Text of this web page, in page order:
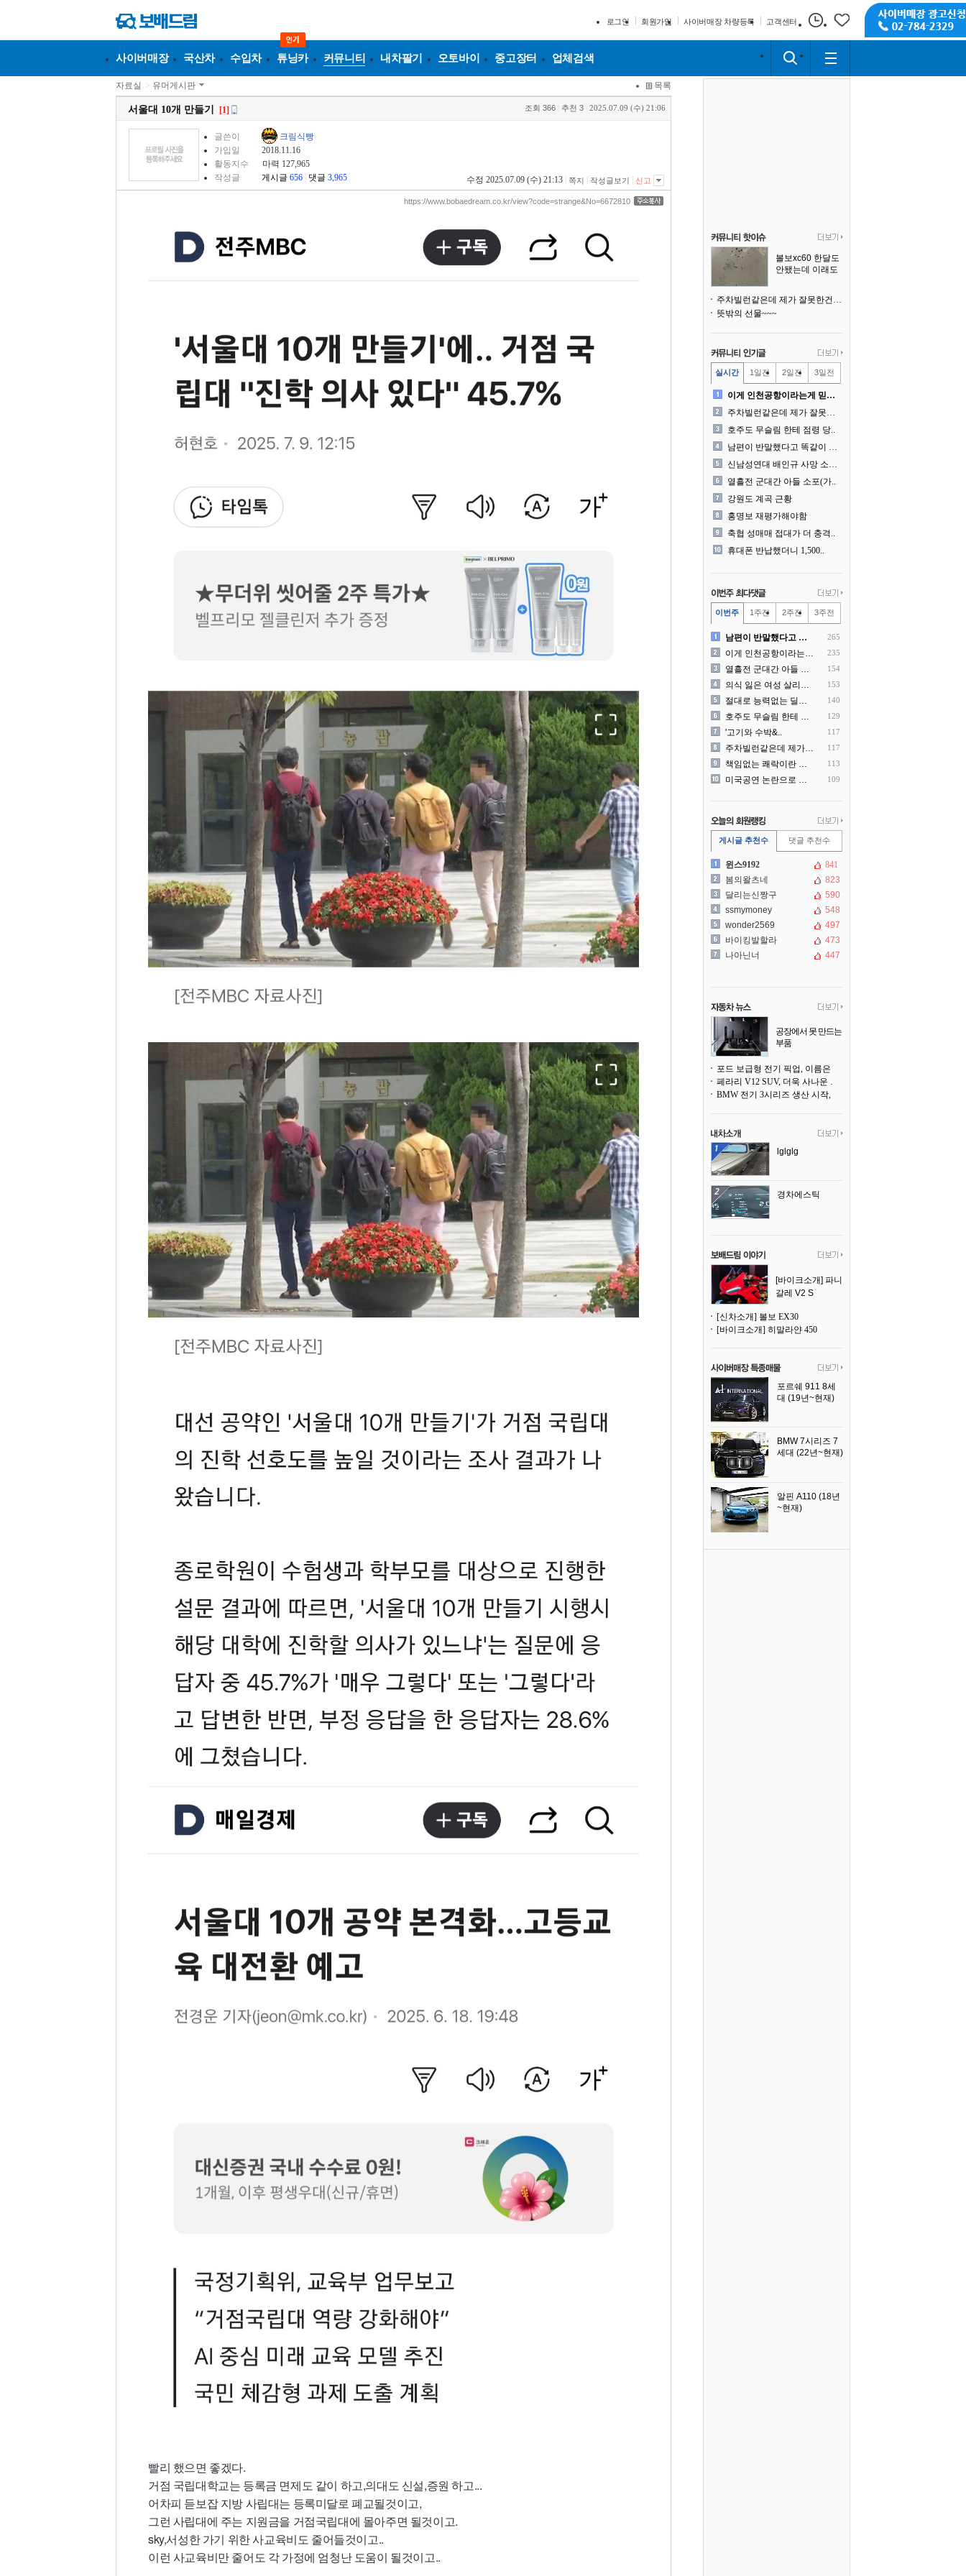
로그인 회원가입 사이버매장 차량등록 고객센터
사이버매장 국산차 수입차 튜닝카 커뮤니티 내차팔기 오토바이 중고장터 업체검색
자료실 > 유머게시판 목록
서울대 10개 만들기 [1] 조회 366 추천 3 2025.07.09 (수) 21:06
글쓴이
크림식빵
가입일
2018.11.16
활동지수
마력 127,965
작성글
게시글 656 댓글 3,965 수정 2025.07.09 (수) 21:13 쪽지 작성글보기 신고
https://www.bobaedream.co.kr/view?code=strange&No=6672810
빨리 했으면 좋겠다.
거점 국립대학교는 등록금 면제도 같이 하고,의대도 신설,증원 하고...
어차피 듣보잡 지방 사립대는 등록미달로 폐교될것이고,
그런 사립대에 주는 지원금을 거점국립대에 몰아주면 될것이고.
sky,서성한 가기 위한 사교육비도 줄어들것이고..
이런 사교육비만 줄어도 각 가정에 엄청난 도움이 될것이고..
볼보xc60 한달도
안됐는데 이래도
주차빌런같은데 제가 잘못한건가요
뜻밖의 선물~~~
실시간 1일전 2일전 3일전
이게 인천공항이라는게 믿겨지..
주차빌런같은데 제가 잘못한건..
호주도 무슬림 한테 점령 당..
남편이 반말했다고 똑같이 반..
신남성연대 배인규 사망 소식..
열흘전 군대간 아들 소포(가..
강원도 계곡 근황
홍명보 재평가해야함
축협 성매매 접대가 더 충격..
휴대폰 반납했더니 1,500..
이번주 1주전 2주전 3주전
남편이 반말했다고 똑같이 반.. 265
이게 인천공항이라는게 믿겨지.. 235
열흘전 군대간 아들 소포(가.. 154
의식 잃은 여성 살리려다 성.. 153
절대로 능력없는 딜러를 쓰지.. 140
호주도 무슬림 한테 점령 당.. 129
'고기와 수박&.. 117
주차빌런같은데 제가 잘못한건.. 117
책임없는 쾌락이란 말에 빡친.. 113
미국공연 논란으로 지금 다시.. 109
게시글 추천수 댓글 추천수
윈스9192
841
봄의왈츠네
823
달리는신짱구
590
ssmymoney
548
wonder2569
497
바이킹발할라
473
나아닌너
447
공장에서 못 만드는
부품
어낸다
페라리 V12 SUV, 더욱 사나운 얼굴로 돌아온다
lglglg
경차에스틱
[바이크소개] 파니
갈레 V2 S
[신차소개] 볼보 EX30
[바이크소개] 히말라얀 450
포르쉐 911 8세
대 (19년~현재)
BMW 7시리즈 7
세대 (22년~현재)
알핀 A110 (18년
~현재)